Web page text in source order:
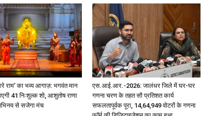
राम’ का भव्य आगाज़: भगवंत मान
41 निःशुल्क शो, आशुतोष राणा
से सजेगा मंच
एस.आई.आर.-2026: जालंधर जिले में घर-घर
गणना चरण के तहत सौ प्रतिशत कार्य
सफलतापूर्वक पूरा, 14,64,949 वोटरों के गणना